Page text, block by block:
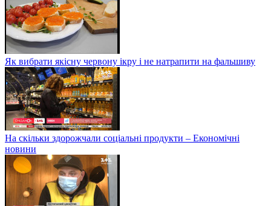
Як вибрати якісну червону ікру і не натрапити на фальшиву
На скільки здорожчали соціальні продукти – Економічні
новини